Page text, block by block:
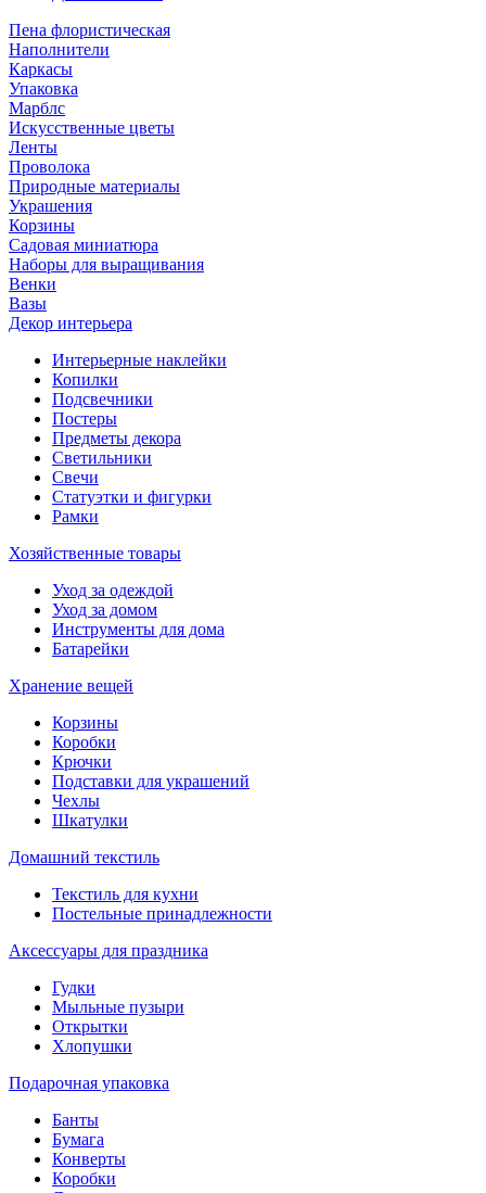
Пена флористическая
Наполнители
Каркасы
Упаковка
Марблс
Искусственные цветы
Ленты
Проволока
Природные материалы
Украшения
Корзины
Садовая миниатюра
Наборы для выращивания
Венки
Вазы
Декор интерьера
Интерьерные наклейки
Копилки
Подсвечники
Постеры
Предметы декора
Светильники
Свечи
Статуэтки и фигурки
Рамки
Хозяйственные товары
Уход за одеждой
Уход за домом
Инструменты для дома
Батарейки
Хранение вещей
Корзины
Коробки
Крючки
Подставки для украшений
Чехлы
Шкатулки
Домашний текстиль
Текстиль для кухни
Постельные принадлежности
Аксессуары для праздника
Гудки
Мыльные пузыри
Открытки
Хлопушки
Подарочная упаковка
Банты
Бумага
Конверты
Коробки